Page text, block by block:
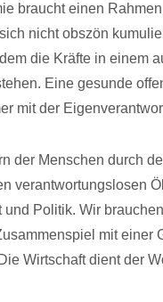
braucht einen
nicht obszön
die Kräfte in einem
Eine gesunde
mit der
der Menschen durch
verantwortungslosen
und Politik. Wir
mit einer
Wirtschaft dient der